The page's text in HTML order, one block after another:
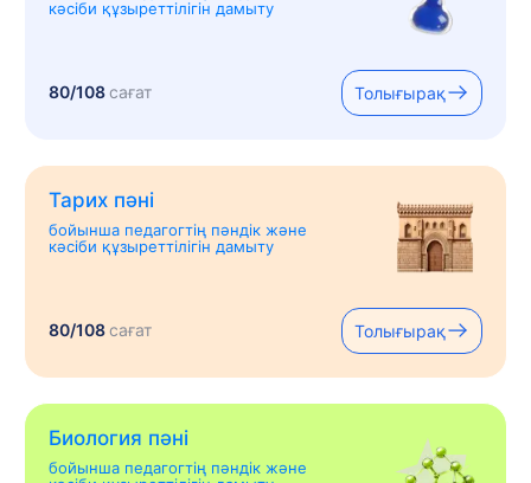
кәсіби құзыреттілігін дамыту
80/108сағат Толығырақ
Тарих пәні
бойынша педагогтің пәндік және
кәсіби құзыреттілігін дамыту
80/108сағат Толығырақ
Биология пәні
бойынша педагогтің пәндік және